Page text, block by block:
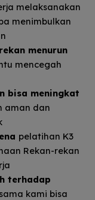
melaksanakan
menimbulkan
menurun
mencegah
bisa meningkat
aman dan
pelatihan K3
Rekan-rekan
terhadap
kami bisa